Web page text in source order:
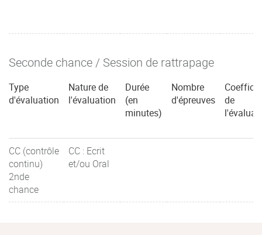
Seconde chance / Session de rattrapage
Type
d'évaluation
Nature de
l'évaluation
Durée
(en
minutes)
Nombre
d'épreuves
de
CC (contrôle
continu)
2nde
chance
CC : Ecrit
et/ou Oral